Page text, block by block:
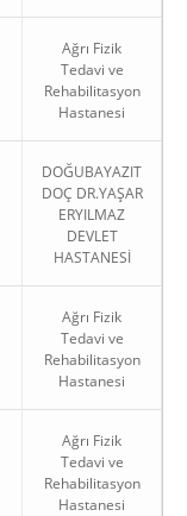
Ağrı Fizik
Tedavi ve
Rehabilitasyon
Hastanesi
DOĞUBAYAZIT
DOÇ DR.YAŞAR
ERYILMAZ
DEVLET
HASTANESİ
Ağrı Fizik
Tedavi ve
Rehabilitasyon
Hastanesi
Ağrı Fizik
Tedavi ve
Rehabilitasyon
Hastanesi